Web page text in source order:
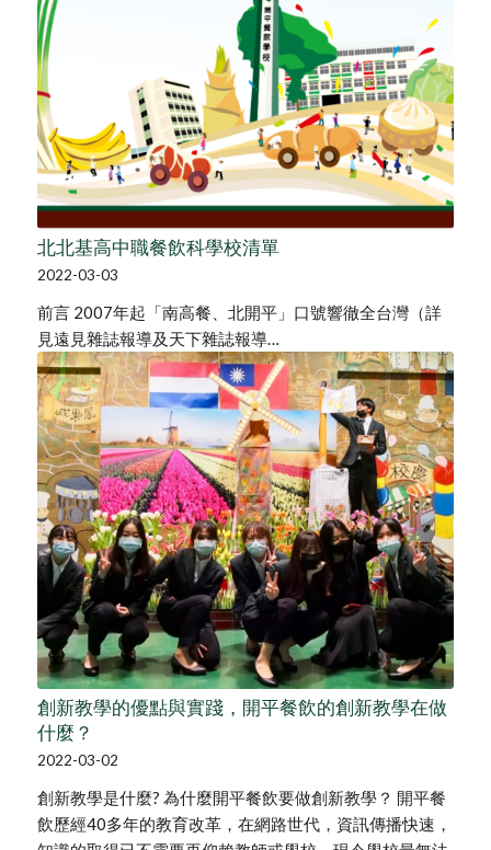
北北基高中職餐飲科學校清單
2022-03-03
前言 2007年起「南高餐、北開平」口號響徹全台灣（詳
見遠見雜誌報導及天下雜誌報導…
創新教學的優點與實踐，開平餐飲的創新教學在做
什麼？
2022-03-02
創新教學是什麼? 為什麼開平餐飲要做創新教學？ 開平餐
飲歷經40多年的教育改革，在網路世代，資訊傳播快速，